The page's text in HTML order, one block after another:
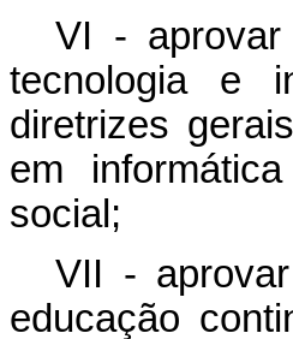
VI - aprovar
tecnologia e
diretrizes
em
social;
VII -
educação